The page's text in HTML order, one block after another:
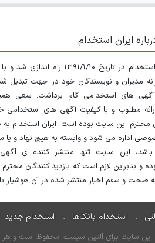
ایران استخدام
سایت ایران استخدام در تاریخ ۱۳۹۱/۱/۱۰ راه
مدیران و نویسندگان خود در جهت تبدیل
های استخدامی گام برداشت. سعی
مطلوب و با کیفیت آگهی های
محترم این سایت بوده است. ایران استخدام
اداره می شود و وابسته به هیچ نهاد و یا
این سایت تنها منتشر کننده ی
و بنابراین لازم است که بازدید کنندگان
صحت و سقم اخبار منتشر شده در آن هوشیار
استخدام بانک‌ها استخدام جدید
سایت برای آلتین سیستم محفوظ است و هر